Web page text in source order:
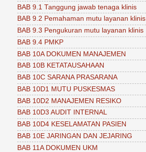
BAB 9.1 Tanggung jawab tenaga klinis
BAB 9.2 Pemahaman mutu layanan klinis
BAB 9.3 Pengukuran mutu layanan klinis
BAB 9.4 PMKP
BAB 10A DOKUMEN MANAJEMEN
BAB 10B KETATAUSAHAAN
BAB 10C SARANA PRASARANA
BAB 10D1 MUTU PUSKESMAS
BAB 10D2 MANAJEMEN RESIKO
BAB 10D3 AUDIT INTERNAL
BAB 10D4 KESELAMATAN PASIEN
BAB 10E JARINGAN DAN JEJARING
BAB 11A DOKUMEN UKM